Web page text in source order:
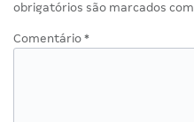
obrigatórios são marcados com
Comentário *